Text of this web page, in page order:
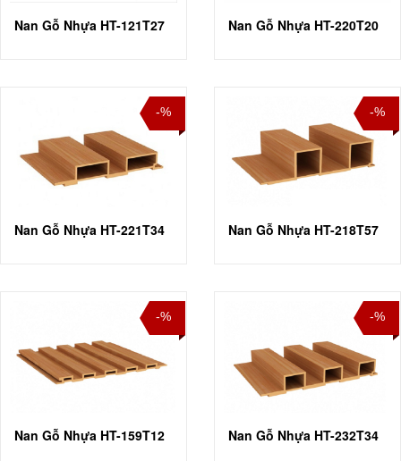
Nan Gỗ Nhựa HT-121T27 Nan Gỗ Nhựa HT-220T20
-%
Nan Gỗ Nhựa HT-221T34
-%
Nan Gỗ Nhựa HT-218T57
-%
Nan Gỗ Nhựa HT-159T12
-%
Nan Gỗ Nhựa HT-232T34